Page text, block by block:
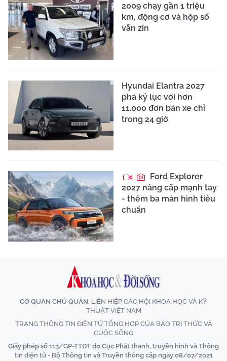
2009 chạy gần 1 triệu
km, động cơ và hộp số
vẫn zin
Hyundai Elantra 2027
phá kỷ lục với hơn
11.000 đơn bán xe chỉ
trong 24 giờ
Ford Explorer
2027 nâng cấp mạnh tay
- thêm ba màn hình tiêu
chuẩn
CƠ QUAN CHỦ QUẢN: LIÊN HIỆP CÁC HỘI KHOA HỌC VÀ KỸ
THUẬT VIỆT NAM
TRANG THÔNG TIN ĐIỆN TỬ TỔNG HỢP CỦA BÁO TRI THỨC VÀ
CUỘC SỐNG
Giấy phép số 113/GP-TTĐT do Cục Phát thanh, truyền hình và Thông
tin điện tử - Bộ Thông tin và Truyền thông cấp ngày 08/07/2021